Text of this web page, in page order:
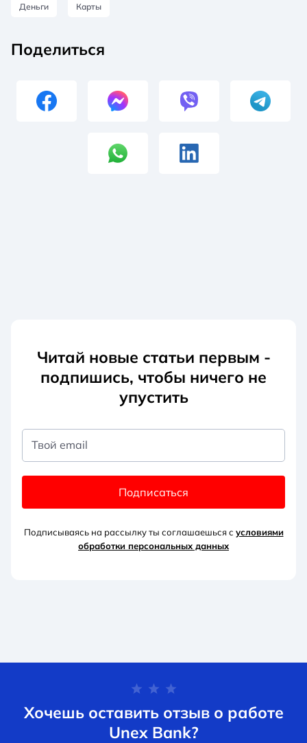
Деньги Карты
Поделиться
Читай новые статьи первым -
подпишись, чтобы ничего не
упустить
Твой email
Подписаться
Подписываясь на рассылку ты соглашаешься с условиями
обработки персональных данных
Хочешь оставить отзыв о работе
Unex Bank?